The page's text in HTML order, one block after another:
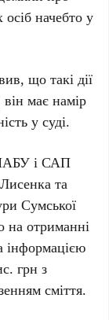
начебто у
що такі дії
він має намір
у суді.
і САП
та
Сумської
на отриманні
інформацією
грн з
сміття.